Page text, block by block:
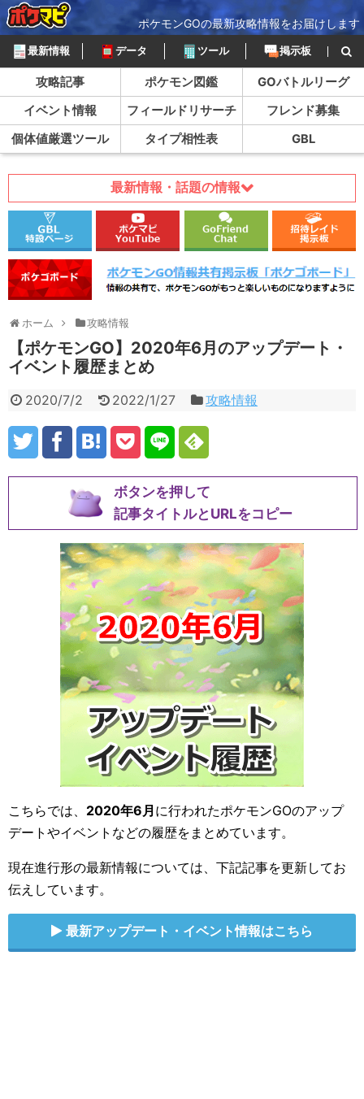
ポケモンGOの最新攻略情報をお届けします
最新情報 データ ツール 掲示板
攻略記事 ポケモン図鑑
GOバトルリーグ
イベント情報
フィールドリサーチ
フレンド募集
個体値厳選ツール
タイプ相性表 GBL
最新情報・話題の情報
ホーム 攻略情報
【ポケモンGO】2020年6月のアップデート・
イベント履歴まとめ
2020/7/2 2022/1/27 攻略情報
ボタンを押して
記事タイトルとURLをコピー
こちらでは、 2020年6月 に行われたポケモンGOのアップ
デートやイベントなどの履歴をまとめています。
現在進行形の最新情報については、下記記事を更新してお
伝えしています。
最新アップデート・イベント情報はこちら